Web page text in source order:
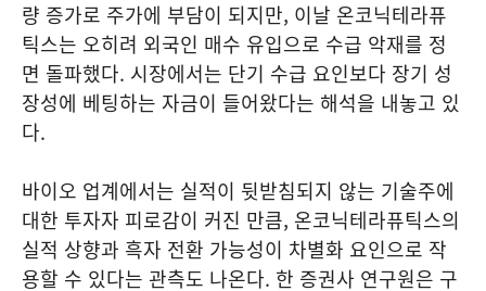
량 증가로 주가에 부담이 되지만, 이날 온코닉테라퓨
틱스는 오히려 외국인 매수 유입으로 수급 악재를 정
면 돌파했다. 시장에서는 단기 수급 요인보다 장기 성
장성에 베팅하는 자금이 들어왔다는 해석을 내놓고 있
다.
바이오 업계에서는 실적이 뒷받침되지 않는 기술주에
대한 투자자 피로감이 커진 만큼, 온코닉테라퓨틱스의
실적 상향과 흑자 전환 가능성이 차별화 요인으로 작
용할 수 있다는 관측도 나온다. 한 증권사 연구원은 구